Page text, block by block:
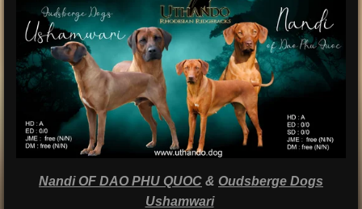
Nandi OF DAO PHU QUOC & Oudsberge Dogs
Ushamwari